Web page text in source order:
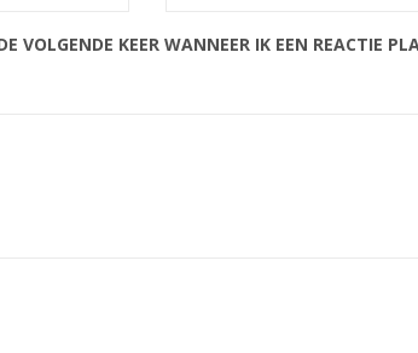
VOLGENDE KEER WANNEER IK EEN REACTIE